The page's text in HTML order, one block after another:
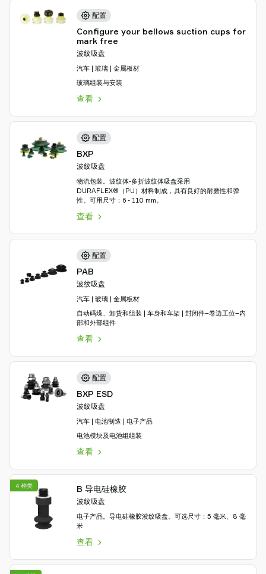
配置
Configure your bellows suction cups for
mark free
波纹吸盘
汽车 | 玻璃 | 金属板材
玻璃组装与安装
查看
配置
BXP
波纹吸盘
物流包装。波纹体-多折波纹体吸盘采用
DURAFLEX®（PU）材料制成，具有良好的耐磨性和弹
性。可用尺寸：6 - 110 mm。
查看
配置
PAB
波纹吸盘
汽车 | 玻璃 | 金属板材
自动码垛、卸货和组装 | 车身和车架 | 封闭件–卷边工位–内
部和外部组件
查看
配置
BXP ESD
波纹吸盘
汽车 | 电池制造 | 电子产品
电池模块及电池组组装
查看
B 导电硅橡胶
波纹吸盘
电子产品。导电硅橡胶波纹吸盘。可选尺寸：5 毫米、8 毫
米
查看
4 种类